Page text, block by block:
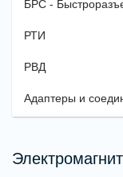
БРС -
РТИ
РВД
Адаптеры и